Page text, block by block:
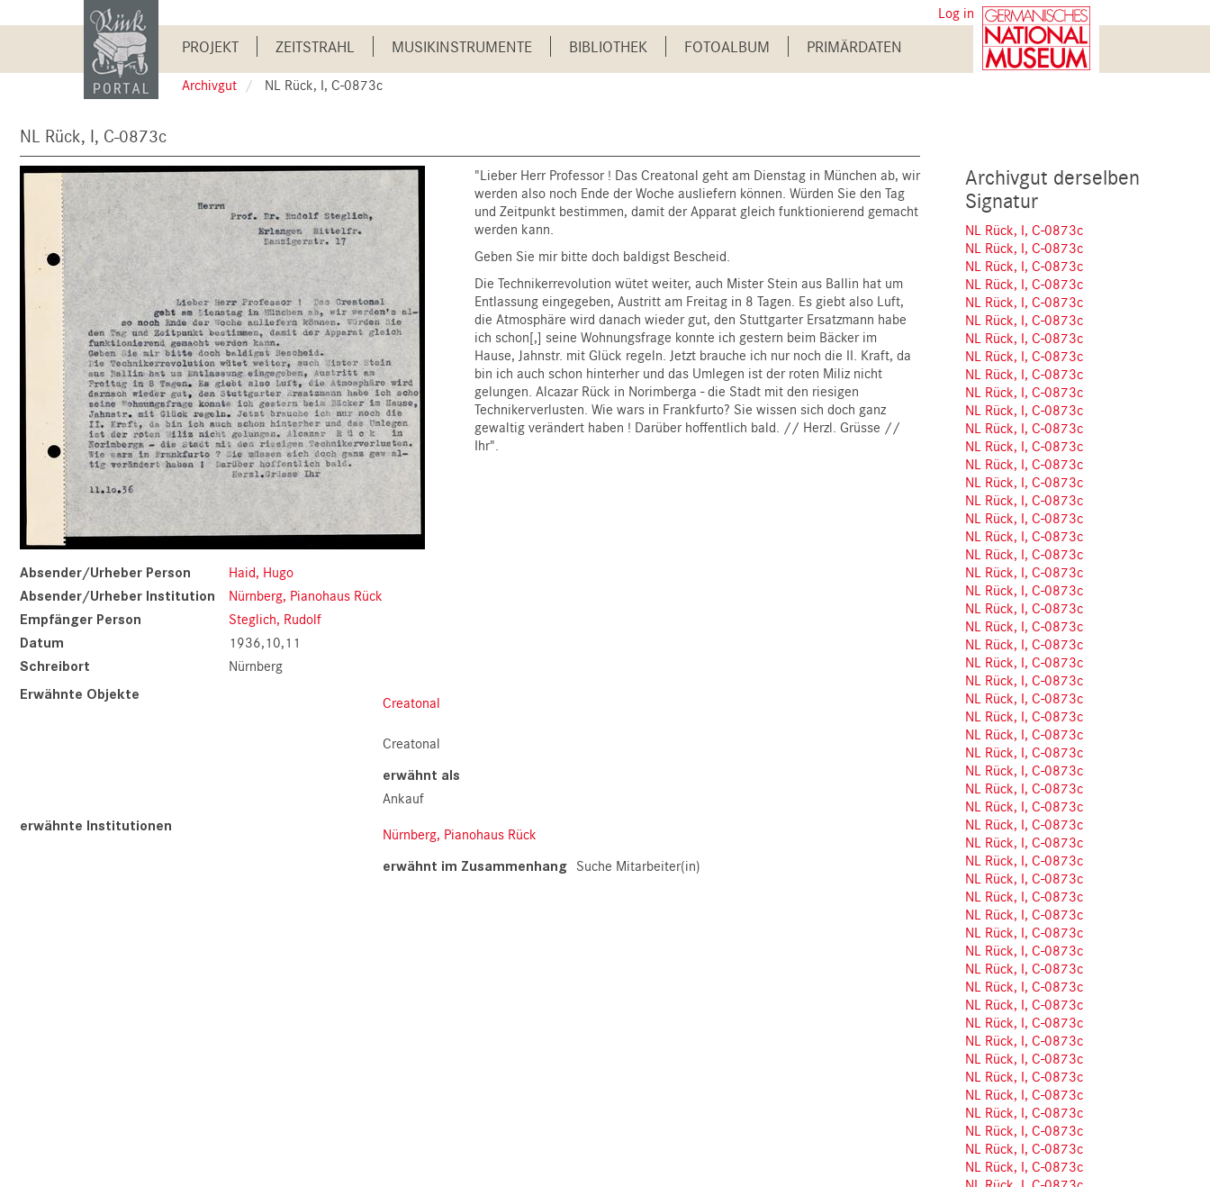
to
User
account
menu
Log in
Main
navigation
PROJEKT ZEITSTRAHL MUSIKINSTRUMENTE BIBLIOTHEK FOTOALBUM PRIMÄRDATEN
Archivgut NL Rück, I, C-0873c
NL Rück, I, C-0873c
"Lieber Herr Professor ! Das Creatonal geht am Dienstag in München ab, wir
werden also noch Ende der Woche ausliefern können. Würden Sie den Tag
und Zeitpunkt bestimmen, damit der Apparat gleich funktionierend gemacht
werden kann.
Geben Sie mir bitte doch baldigst Bescheid.
Die Technikerrevolution wütet weiter, auch Mister Stein aus Ballin hat um
Entlassung eingegeben, Austritt am Freitag in 8 Tagen. Es giebt also Luft,
die Atmosphäre wird danach wieder gut, den Stuttgarter Ersatzmann habe
ich schon[,] seine Wohnungsfrage konnte ich gestern beim Bäcker im
Hause, Jahnstr. mit Glück regeln. Jetzt brauche ich nur noch die II. Kraft, da
bin ich auch schon hinterher und das Umlegen ist der roten Miliz nicht
gelungen. Alcazar Rück in Norimberga - die Stadt mit den riesigen
Technikerverlusten. Wie wars in Frankfurto? Sie wissen sich doch ganz
gewaltig verändert haben ! Darüber hoffentlich bald. // Herzl. Grüsse //
Ihr".
Absender/Urheber Person Haid, Hugo
Absender/Urheber Institution Nürnberg, Pianohaus Rück
Empfänger Person Steglich, Rudolf
Datum 1936,10,11
Schreibort Nürnberg
Erwähnte Objekte Creatonal
Creatonal
erwähnt als
Ankauf
erwähnte Institutionen Nürnberg, Pianohaus Rück
erwähnt im Zusammenhang Suche Mitarbeiter(in)
Archivgut derselben
Signatur
NL Rück, I, C-0873c
NL Rück, I, C-0873c
NL Rück, I, C-0873c
NL Rück, I, C-0873c
NL Rück, I, C-0873c
NL Rück, I, C-0873c
NL Rück, I, C-0873c
NL Rück, I, C-0873c
NL Rück, I, C-0873c
NL Rück, I, C-0873c
NL Rück, I, C-0873c
NL Rück, I, C-0873c
NL Rück, I, C-0873c
NL Rück, I, C-0873c
NL Rück, I, C-0873c
NL Rück, I, C-0873c
NL Rück, I, C-0873c
NL Rück, I, C-0873c
NL Rück, I, C-0873c
NL Rück, I, C-0873c
NL Rück, I, C-0873c
NL Rück, I, C-0873c
NL Rück, I, C-0873c
NL Rück, I, C-0873c
NL Rück, I, C-0873c
NL Rück, I, C-0873c
NL Rück, I, C-0873c
NL Rück, I, C-0873c
NL Rück, I, C-0873c
NL Rück, I, C-0873c
NL Rück, I, C-0873c
NL Rück, I, C-0873c
NL Rück, I, C-0873c
NL Rück, I, C-0873c
NL Rück, I, C-0873c
NL Rück, I, C-0873c
NL Rück, I, C-0873c
NL Rück, I, C-0873c
NL Rück, I, C-0873c
NL Rück, I, C-0873c
NL Rück, I, C-0873c
NL Rück, I, C-0873c
NL Rück, I, C-0873c
NL Rück, I, C-0873c
NL Rück, I, C-0873c
NL Rück, I, C-0873c
NL Rück, I, C-0873c
NL Rück, I, C-0873c
NL Rück, I, C-0873c
NL Rück, I, C-0873c
NL Rück, I, C-0873c
NL Rück, I, C-0873c
NL Rück, I, C-0873c